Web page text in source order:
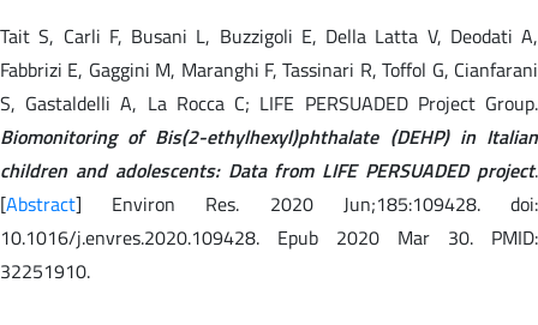
Tait S, Carli F, Busani L, Buzzigoli E, Della Latta V, Deodati A,
Fabbrizi E, Gaggini M, Maranghi F, Tassinari R, Toffol G, Cianfarani
S, Gastaldelli A, La Rocca C; LIFE PERSUADED Project Group.
Biomonitoring of Bis(2-ethylhexyl)phthalate (DEHP) in Italian
children and adolescents: Data from LIFE PERSUADED project.
[Abstract] Environ Res. 2020 Jun;185:109428. doi:
10.1016/j.envres.2020.109428. Epub 2020 Mar 30. PMID:
32251910.